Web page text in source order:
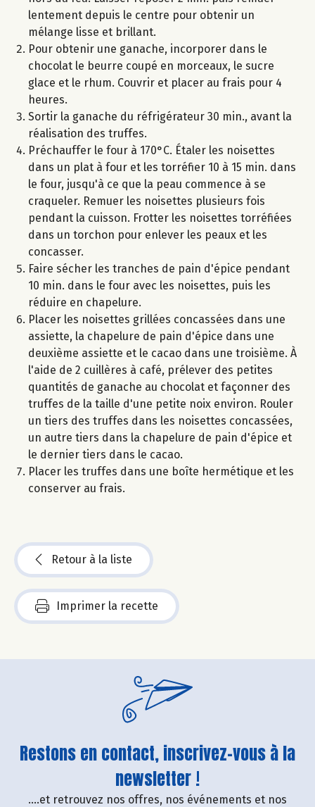
lentement depuis le centre pour obtenir un
mélange lisse et brillant.
Pour obtenir une ganache, incorporer dans le
chocolat le beurre coupé en morceaux, le sucre
glace et le rhum. Couvrir et placer au frais pour 4
heures.
Sortir la ganache du réfrigérateur 30 min., avant la
réalisation des truffes.
Préchauffer le four à 170°C. Étaler les noisettes
dans un plat à four et les torréfier 10 à 15 min. dans
le four, jusqu'à ce que la peau commence à se
craqueler. Remuer les noisettes plusieurs fois
pendant la cuisson. Frotter les noisettes torréfiées
dans un torchon pour enlever les peaux et les
concasser.
Faire sécher les tranches de pain d'épice pendant
10 min. dans le four avec les noisettes, puis les
réduire en chapelure.
Placer les noisettes grillées concassées dans une
assiette, la chapelure de pain d'épice dans une
deuxième assiette et le cacao dans une troisième. À
l'aide de 2 cuillères à café, prélever des petites
quantités de ganache au chocolat et façonner des
truffes de la taille d'une petite noix environ. Rouler
un tiers des truffes dans les noisettes concassées,
un autre tiers dans la chapelure de pain d'épice et
le dernier tiers dans le cacao.
Placer les truffes dans une boîte hermétique et les
conserver au frais.
Retour à la liste
Imprimer la recette
Restons en contact, inscrivez-vous à la
newsletter !
....et retrouvez nos offres, nos événements et nos